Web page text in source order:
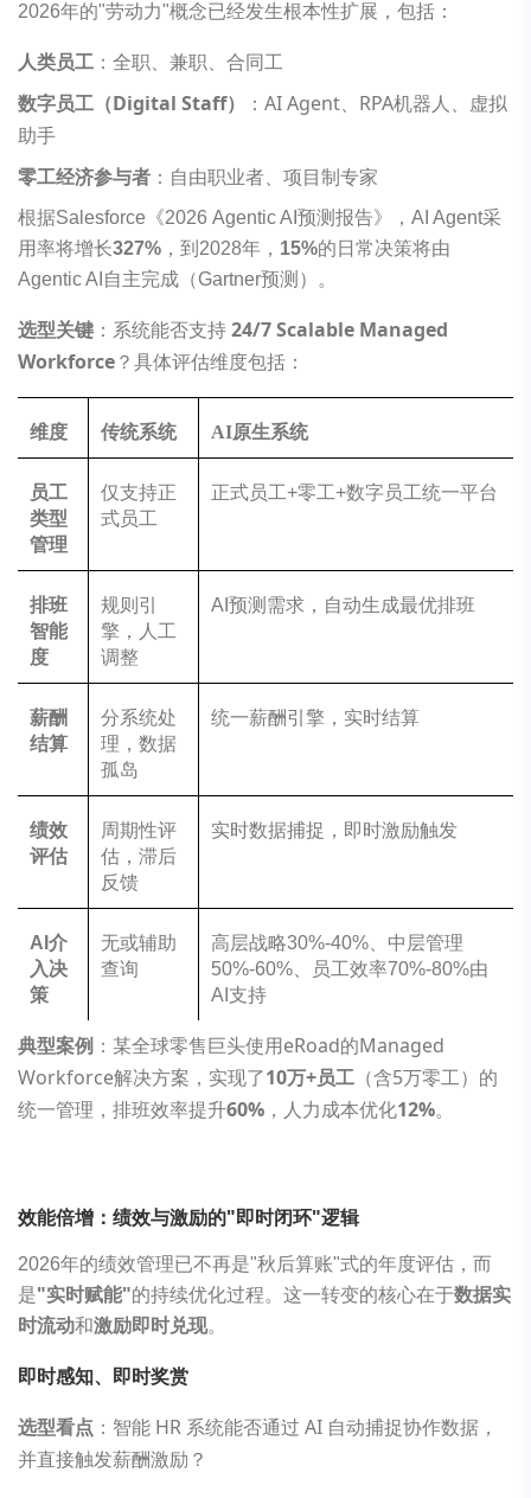
2026年的"劳动力"概念已经发生根本性扩展，包括：
人类员工 ：全职、兼职、合同工
数字员工（Digital Staff）
：AI Agent、RPA机器人、虚拟
助手
零工经济参与者 ：自由职业者、项目制专家
根据Salesforce《2026 Agentic AI预测报告》，AI Agent采
用率将增长327% ，到2028年， 15%的日常决策将由
Agentic AI自主完成（Gartner预测）。
选型关键 ：系统能否支持24/7 Scalable Managed
Workforce？具体评估维度包括：
维度 传统系统 AI原生系统
员工
类型
管理
仅支持正
式员工
正式员工+零工+数字员工统一平台
排班
智能
度
规则引
擎，人工
调整
AI预测需求，自动生成最优排班
薪酬
结算
分系统处
理，数据
孤岛
统一薪酬引擎，实时结算
绩效
评估
周期性评
估，滞后
反馈
实时数据捕捉，即时激励触发
AI 介
入决
策
无或辅助
查询
高层战略30%-40%、中层管理
50%-60%、员工效率70%-80%由
AI支持
典型案例 ：某全球零售巨头使用eRoad的Managed
Workforce解决方案，实现了10万+员工 （含5万零工）的
统一管理，排班效率提升60% ，人力成本优化12%。
效能倍增：绩效与激励的"即时闭环"逻辑
2026年的绩效管理已不再是"秋后算账"式的年度评估，而
是"实时赋能"的持续优化过程。这一转变的核心在于数据实
时流动和激励即时兑现。
即时感知、即时奖赏
选型看点 ：智能 HR 系统能否通过 AI 自动捕捉协作数据，
并直接触发薪酬激励？